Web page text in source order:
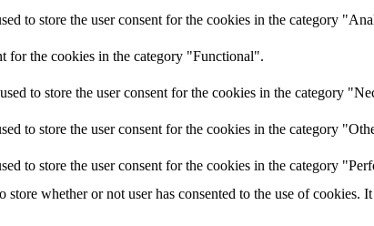
to store the user consent for the cookies in the category
for the cookies in the category "Functional".
to store the user consent for the cookies in the category
to store the user consent for the cookies in the category
to store the user consent for the cookies in the category
whether or not user has consented to the use of cookies.